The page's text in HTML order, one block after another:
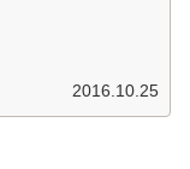
2016.10.25